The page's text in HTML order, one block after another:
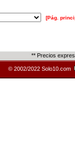
[Pág.
** Precios
© 2002/2022 Solo10.com